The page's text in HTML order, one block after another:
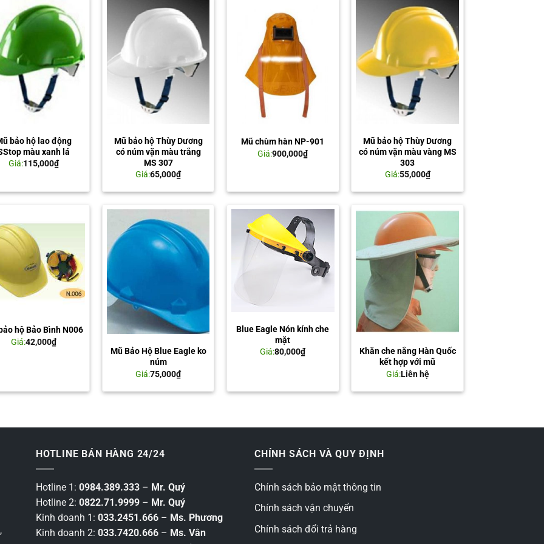
bảo hộ lao động
màu xanh lá
Giá:115,000₫
Mũ bảo hộ Thùy Dương
có núm vặn màu trắng
MS 307
Giá:65,000₫
Mũ chùm hàn NP-901
Giá:900,000₫
Mũ bảo hộ Thùy Dương
có núm vặn màu vàng MS
303
Giá:55,000₫
hộ Bảo Bình N006
Giá:42,000₫
Mũ Bảo Hộ Blue Eagle ko
núm
Giá:75,000₫
Blue Eagle Nón kính che
mặt
Giá:80,000₫
Khăn che nắng Hàn Quốc
kết hợp với mũ
Giá:Liên hệ
HOTLINE BÁN HÀNG 24/24
Hotline 1: 0984.389.333 – Mr. Quý
Hotline 2: 0822.71.9999 – Mr. Quý
Kinh doanh 1: 033.2451.666 – Ms. Phương
Kinh doanh 2: 033.7420.666 – Ms. Vân
CHÍNH SÁCH VÀ QUY ĐỊNH
Chính sách bảo mật thông tin
Chính sách vận chuyển
Chính sách đổi trả hàng